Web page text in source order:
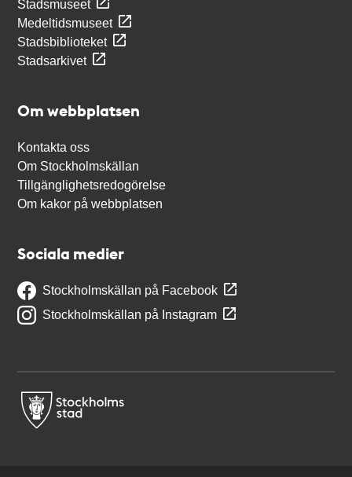
Stadsmuseet
Medeltidsmuseet
Stadsbiblioteket
Stadsarkivet
Om webbplatsen
Kontakta oss
Om Stockholmskällan
Tillgänglighetsredogörelse
Om kakor på webbplatsen
Sociala medier
Stockholmskällan på Facebook
Stockholmskällan på Instagram